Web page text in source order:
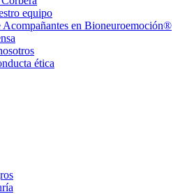
equipo
en Bioneuroemoción®
ética